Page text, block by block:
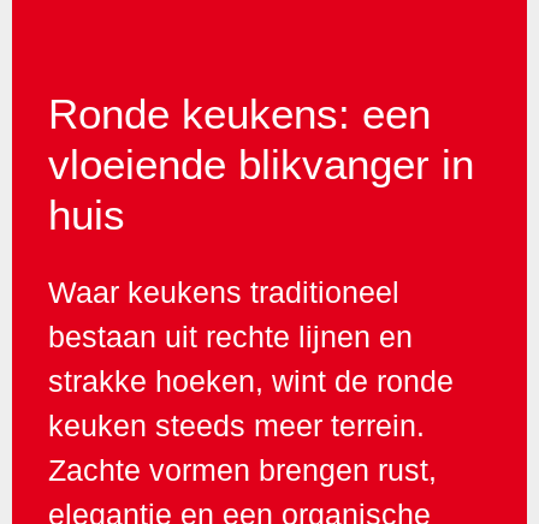
Ronde keukens: een
vloeiende blikvanger in
huis
Waar keukens traditioneel
bestaan uit rechte lijnen en
strakke hoeken, wint de ronde
keuken steeds meer terrein.
Zachte vormen brengen rust,
elegantie en een organische